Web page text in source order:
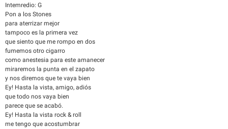
Intemredio: G
Pon a los Stones
para aterrizar mejor
tampoco es la primera vez
que siento que me rompo en dos
fumemos otro cigarro
como anestesia para este amanecer
miraremos la punta en el zapato
y nos diremos que te vaya bien
Ey! Hasta la vista, amigo, adiós
que todo nos vaya bien
parece que se acabó.
Ey! Hasta la vista rock & roll
me tengo que acostumbrar